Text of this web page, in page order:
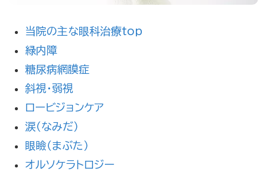
当院の主な眼科治療top
緑内障
糖尿病網膜症
斜視・弱視
ロービジョンケア
涙（なみだ）
眼瞼（まぶた）
オルソケラトロジー